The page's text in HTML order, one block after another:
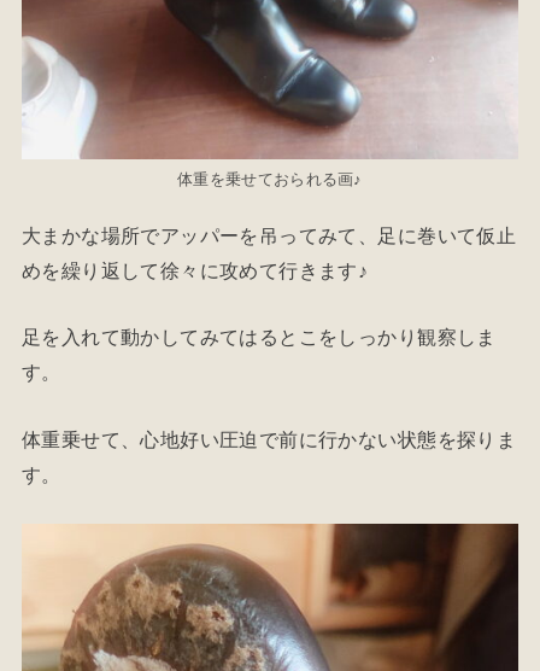
体重を乗せておられる画♪
大まかな場所でアッパーを吊ってみて、足に巻いて仮止
めを繰り返して徐々に攻めて行きます♪
足を入れて動かしてみてはるとこをしっかり観察しま
す。
体重乗せて、心地好い圧迫で前に行かない状態を探りま
す。